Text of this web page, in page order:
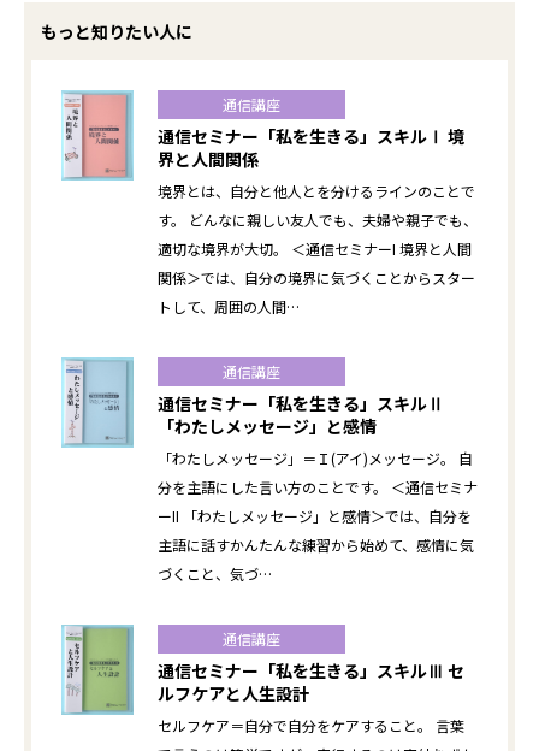
もっと知りたい人に
通信講座
通信セミナー「私を生きる」スキルⅠ 境
界と人間関係
境界とは、自分と他人とを分けるラインのことで
す。 どんなに親しい友人でも、夫婦や親子でも、
適切な境界が大切。 ＜通信セミナーI 境界と人間
関係＞では、自分の境界に気づくことからスター
トして、周囲の人間…
通信講座
通信セミナー「私を生きる」スキルⅡ
「わたしメッセージ」と感情
「わたしメッセージ」＝Ｉ(アイ)メッセージ。 自
分を主語にした言い方のことです。 ＜通信セミナ
ーII 「わたしメッセージ」と感情＞では、自分を
主語に話すかんたんな練習から始めて、感情に気
づくこと、気づ…
通信講座
通信セミナー「私を生きる」スキルⅢ セ
ルフケアと人生設計
セルフケア＝自分で自分をケアすること。 言葉